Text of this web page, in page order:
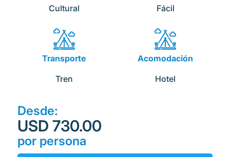
Cultural
Fácil
Transporte
Tren
Acomodación
Hotel
Desde:
USD 730.00
por persona